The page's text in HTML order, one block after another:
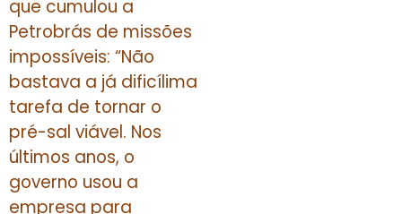
que cumulou a
Petrobrás de missões
impossíveis: “Não
bastava a já dificílima
tarefa de tornar o
pré-sal viável. Nos
últimos anos, o
governo usou a
empresa para